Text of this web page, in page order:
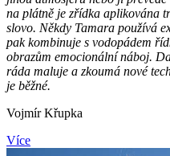
na plátně je zřídka aplikována
slovo. Někdy Tamara používá
pak kombinuje s vodopádem
obrazům emocionální náboj.
ráda maluje a zkoumá nové
je běžné.
Vojmír Křupka
Více